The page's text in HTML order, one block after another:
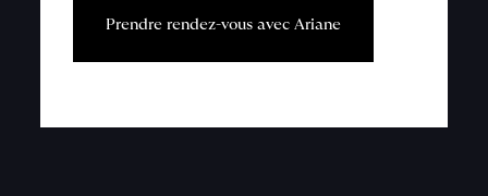
Prendre rendez-vous avec Ariane